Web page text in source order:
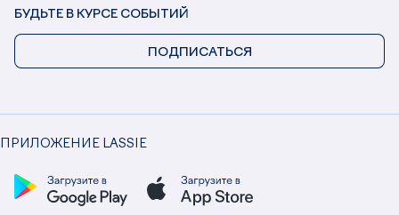
ПРИЛОЖЕНИЕ LASSIE
БУДЬТЕ В КУРСЕ СОБЫТИЙ
ПОДПИСАТЬСЯ